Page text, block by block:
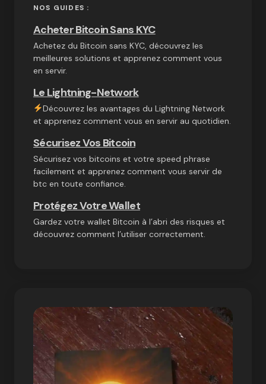
NOS GUIDES :
Acheter Bitcoin Sans KYC
Achetez du Bitcoin sans KYC, découvrez les
meilleures solutions et apprenez comment vous
en servir.
Le Lightning-Network
Découvrez les avantages du Lightning Network
et apprenez comment vous en servir au quotidien.
Sécurisez Vos Bitcoin
Sécurisez vos bitcoins et votre speed phrase
facilement et apprenez comment vous servir de
btc en toute confiance.
Protégez Votre Wallet
Gardez votre wallet Bitcoin à l’abri des risques et
découvrez comment l’utiliser correctement.